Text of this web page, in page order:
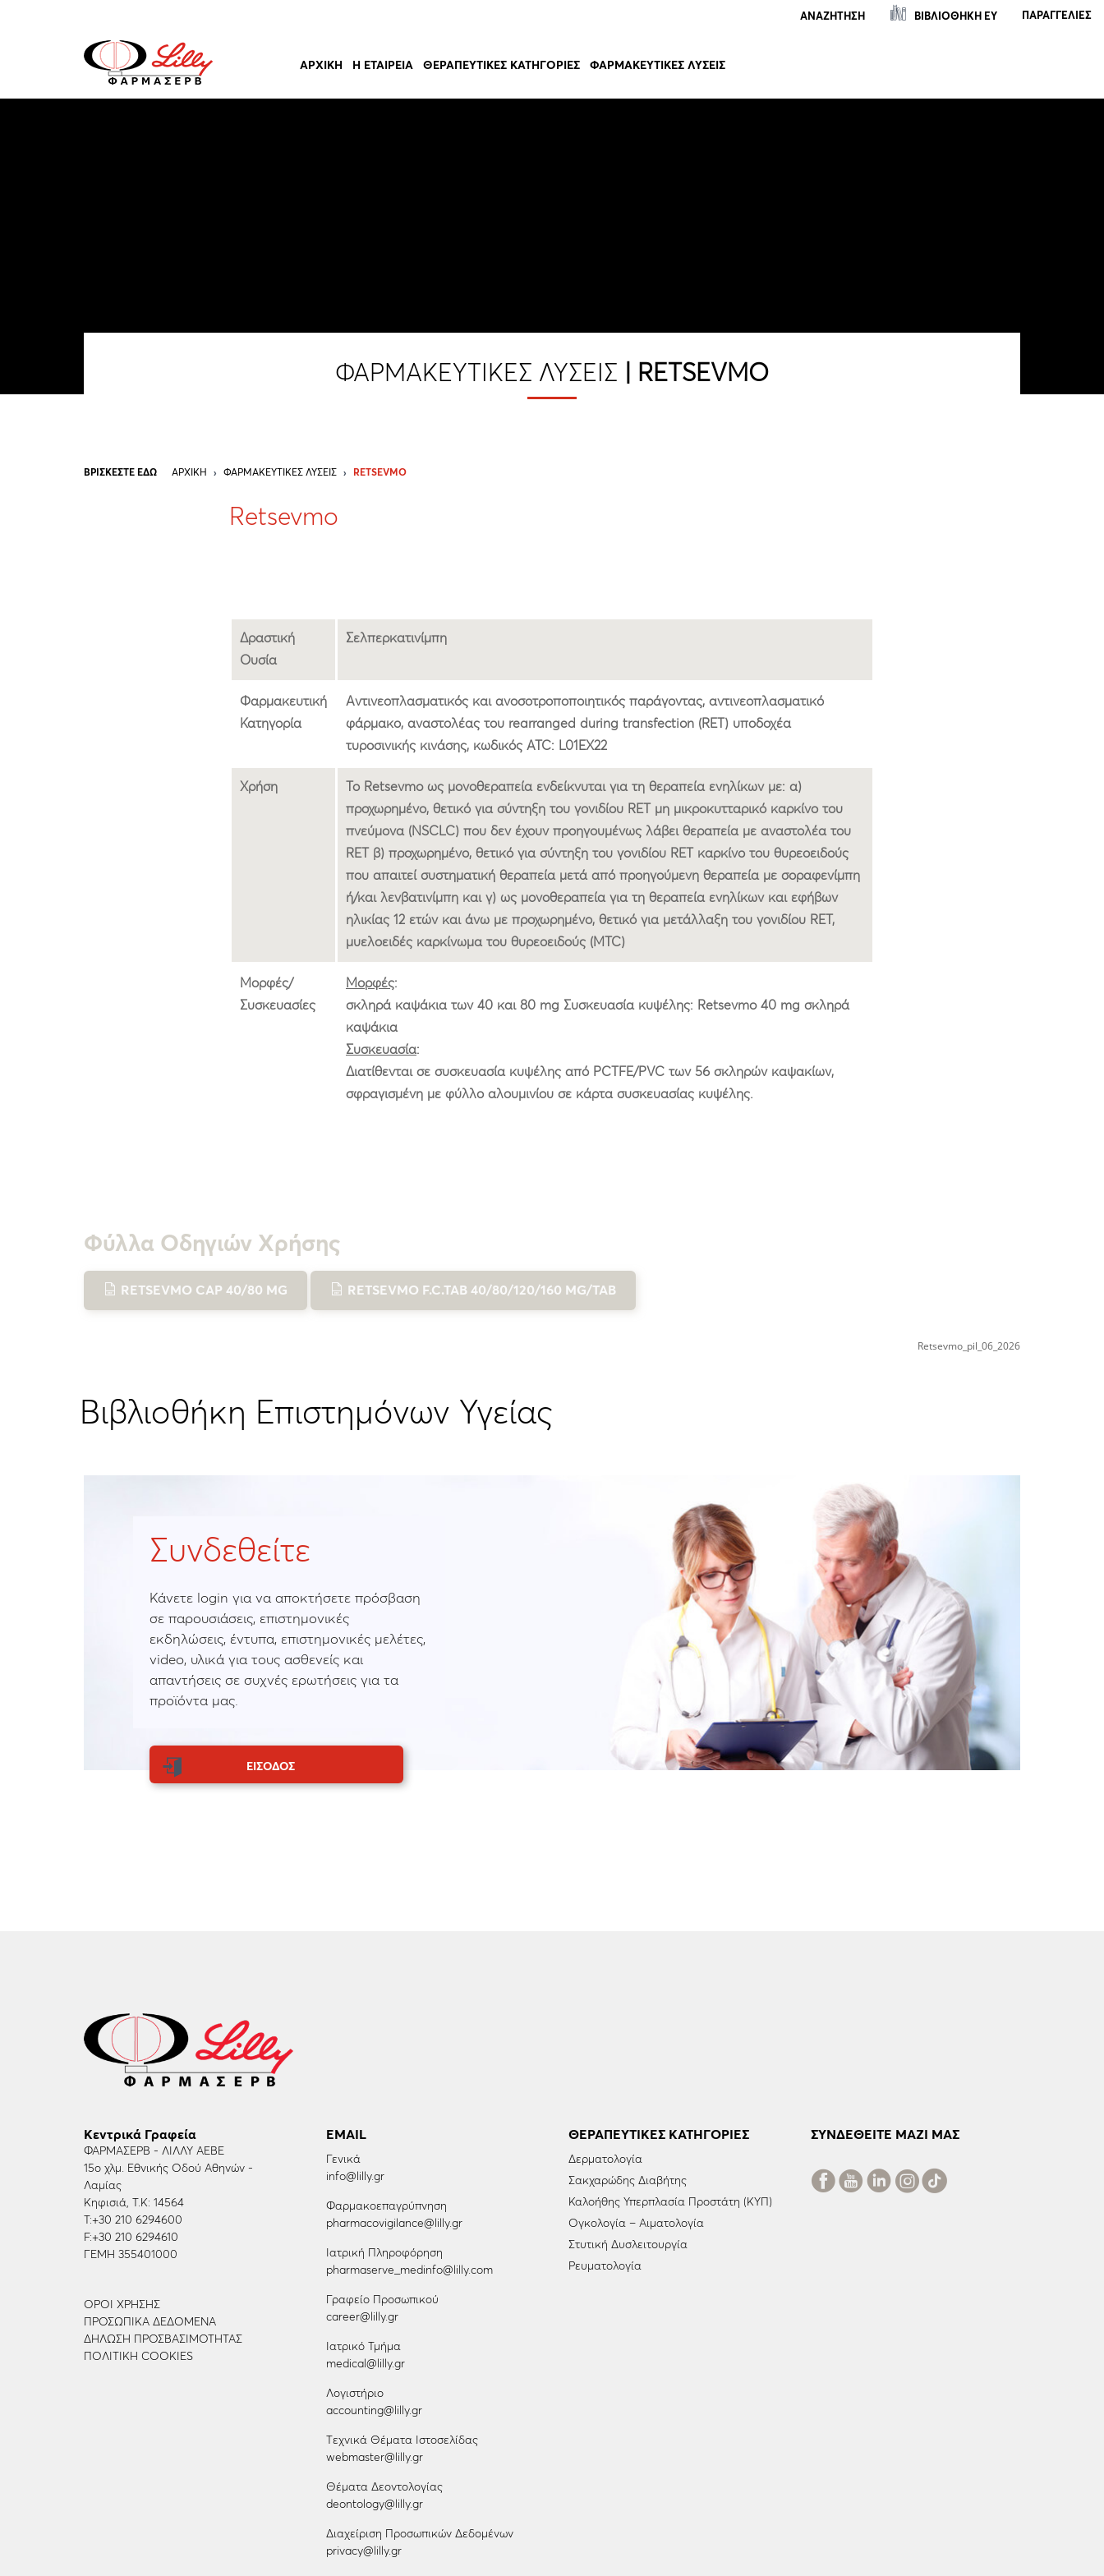
ΠΑΡΑΓΓΕΛΊΕΣ
ΒΙΒΛΙΟΘΗΚΗ ΕΥ
ΑΝΑΖΗΤΗΣΗ
ΑΡΧΙΚΉ Η ΕΤΑΙΡΕΊΑ ΘΕΡΑΠΕΥΤΙΚΈΣ ΚΑΤΗΓΟΡΊΕΣ ΦΑΡΜΑΚΕΥΤΙΚΈΣ ΛΎΣΕΙΣ
ΦΑΡΜΑΚΕΥΤΙΚΈΣ ΛΎΣΕΙΣ | RETSEVMO
ΒΡΙΣΚΕΣΤΕ ΕΔΩ ΑΡΧΙΚΉ › ΦΑΡΜΑΚΕΥΤΙΚΈΣ ΛΎΣΕΙΣ › RETSEVMO
Retsevmo
Δραστική
Ουσία
Σελπερκατινίμπη
Φαρμακευτική
Κατηγορία
Αντινεοπλασματικός και ανοσοτροποποιητικός παράγοντας, αντινεοπλασματικό
φάρμακο, αναστολέας του rearranged during transfection (RET) υποδοχέα
τυροσινικής κινάσης, κωδικός ATC: L01EX22
Χρήση
Το Retsevmo ως μονοθεραπεία ενδείκνυται για τη θεραπεία ενηλίκων με: α)
προχωρημένο, θετικό για σύντηξη του γονιδίου RET μη μικροκυτταρικό καρκίνο του
πνεύμονα (NSCLC) που δεν έχουν προηγουμένως λάβει θεραπεία με αναστολέα του
RET β) προχωρημένο, θετικό για σύντηξη του γονιδίου RET καρκίνο του θυρεοειδούς
που απαιτεί συστηματική θεραπεία μετά από προηγούμενη θεραπεία με σοραφενίμπη
ή/και λενβατινίμπη και γ) ως μονοθεραπεία για τη θεραπεία ενηλίκων και εφήβων
ηλικίας 12 ετών και άνω με προχωρημένο, θετικό για μετάλλαξη του γονιδίου RET,
μυελοειδές καρκίνωμα του θυρεοειδούς (MTC)
Μορφές/
Συσκευασίες
Μορφές:
σκληρά καψάκια των 40 και 80 mg Συσκευασία κυψέλης: Retsevmo 40 mg σκληρά
καψάκια
Συσκευασία:
Διατίθενται σε συσκευασία κυψέλης από PCTFE/PVC των 56 σκληρών καψακίων,
σφραγισμένη με φύλλο αλουμινίου σε κάρτα συσκευασίας κυψέλης.
Φύλλα Οδηγιών Χρήσης
RETSEVMO CAP 40/80 MG RETSEVMO F.C.TAB 40/80/120/160 MG/TAB
Retsevmo_pil_06_2026
Βιβλιοθήκη Επιστημόνων Υγείας
Συνδεθείτε
Κάνετε login για να αποκτήσετε πρόσβαση
σε παρουσιάσεις, επιστημονικές
εκδηλώσεις, έντυπα, επιστημονικές μελέτες,
video, υλικά για τους ασθενείς και
απαντήσεις σε συχνές ερωτήσεις για τα
προϊόντα μας.
ΕΙΣΟΔΟΣ
Κεντρικά Γραφεία
ΦΑΡΜΑΣΕΡΒ - ΛΙΛΛΥ ΑΕΒΕ
15ο χλμ. Εθνικής Οδού Αθηνών -
Λαμίας
Κηφισιά, Τ.Κ: 14564
Τ:+30 210 6294600
F:+30 210 6294610
ΓΕΜΗ 355401000
ΌΡΟΙ ΧΡΉΣΗΣ
ΠΡΟΣΩΠΙΚΆ ΔΕΔΟΜΈΝΑ
ΔΉΛΩΣΗ ΠΡΟΣΒΑΣΙΜΌΤΗΤΑΣ
ΠΟΛΙΤΙΚΉ COOKIES
EMAIL
Γενικά
info@lilly.gr
Φαρμακοεπαγρύπνηση
pharmacovigilance@lilly.gr
Ιατρική Πληροφόρηση
pharmaserve_medinfo@lilly.com
Γραφείο Προσωπικού
career@lilly.gr
Ιατρικό Τμήμα
medical@lilly.gr
Λογιστήριο
accounting@lilly.gr
Tεχνικά Θέματα Ιστοσελίδας
webmaster@lilly.gr
Θέματα Δεοντολογίας
deontology@lilly.gr
Διαχείριση Προσωπικών Δεδομένων
privacy@lilly.gr
ΘΕΡΑΠΕΥΤΙΚΈΣ ΚΑΤΗΓΟΡΊΕΣ
Δερματολογία
Σακχαρώδης Διαβήτης
Καλοήθης Υπερπλασία Προστάτη (ΚΥΠ)
Ογκολογία – Αιματολογία
Στυτική Δυσλειτουργία
Ρευματολογία
ΣΥΝΔΕΘΕΙΤΕ ΜΑΖΙ ΜΑΣ